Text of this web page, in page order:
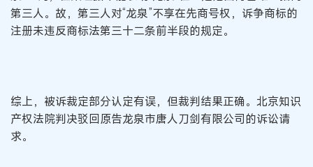
第三人。故，第三人对“龙泉”不享在先商号权，诉争商标的
注册未违反商标法第三十二条前半段的规定。
综上，被诉裁定部分认定有误，但裁判结果正确。北京知识
产权法院判决驳回原告龙泉市唐人刀剑有限公司的诉讼请
求。